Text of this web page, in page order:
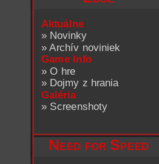
Aktuálne
» Novinky
»Archív noviniek
Game Info
»O hre
» Dojmy z hrania
Galéria
» Screenshoty
Need for Speed